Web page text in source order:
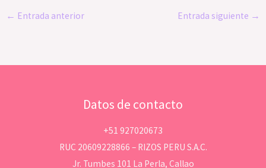
← Entrada anterior Entrada siguiente →
Datos de contacto
+51 927020673
RUC 20609228866 – RIZOS PERU S.A.C.
Jr. Tumbes 101 La Perla, Callao